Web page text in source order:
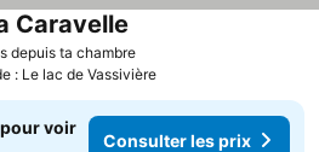
depuis ta chambreConsulter les prix
Caravelle
: Le lac de Vassivière
voir
Consulter les prix